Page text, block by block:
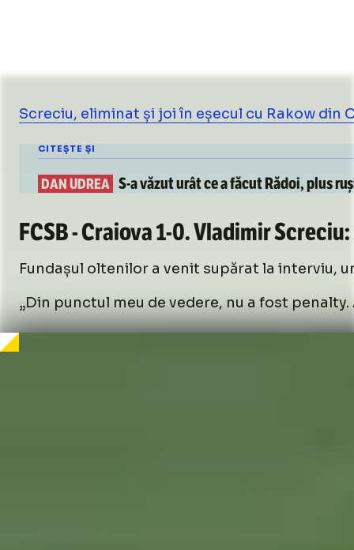
Screciu, eliminat și joi în eșecul cu Rakow din
CITEȘTE ȘI
DAN UDREA S-avăzut urâtce a făcut Rădoi, plus
FCSB - Craiova1-0. Vladimir
Fundașul oltenilor a venit supărat la interviu,
„Din punctul meu de vedere, nu a fost